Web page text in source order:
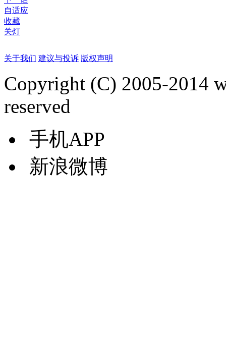
自适应
收藏
关灯
关于我们 建议与投诉 版权声明
Copyright (C) 2005-2014
reserved
手机APP
新浪微博